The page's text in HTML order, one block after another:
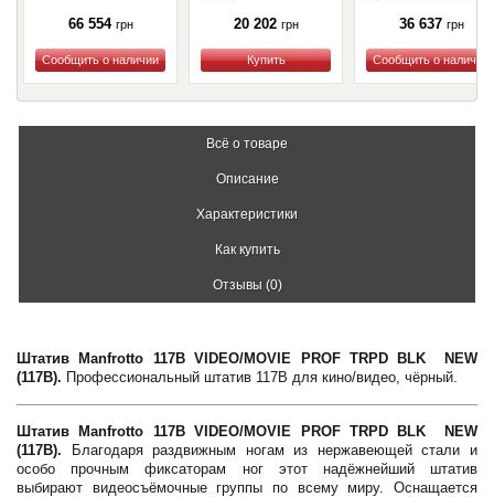
66 554 грн
Купить
20 202 грн
Купить
36 637 грн
Купить
Всё о товаре
Описание
Характеристики
Как купить
Отзывы (0)
Штатив Manfrotto 117B VIDEO/MOVIE PROF TRPD BLK NEW
(117B). Профессиональный штатив 117B для кино/видео, чёрный.
Штатив Manfrotto 117B VIDEO/MOVIE PROF TRPD BLK NEW
(117B).
Благодаря раздвижным ногам из нержавеющей стали и
особо прочным фиксаторам ног этот надёжнейший штатив
выбирают видеосъёмочные группы по всему миру. Оснащается